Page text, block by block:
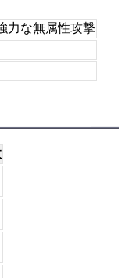
力な無属性攻撃